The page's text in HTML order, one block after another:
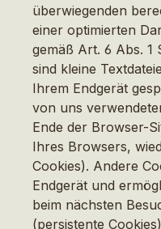
überwiegenden
einer optimierten
gemäß Art. 6 Abs. 1
sind kleine
Ihrem Endgerät
von uns
Ende der Browser-
Ihres Browsers,
Cookies). Andere
Endgerät und
beim nächsten
(persistente